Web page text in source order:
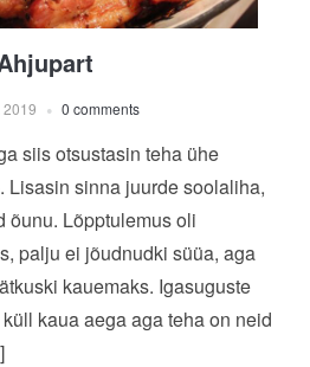
2019 0 comments
siis otsustasin teha ühe
Lisasin sinna juurde soolaliha,
õunu. Lõpptulemus oli
palju ei jõudnudki süüa, aga
kauemaks. Igasuguste
kaua aega aga teha on neid